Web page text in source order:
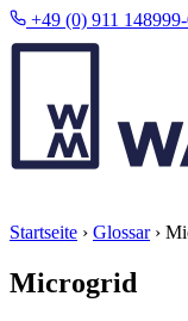
+49 (0) 911
Startseite › Glossar›
Microgrid